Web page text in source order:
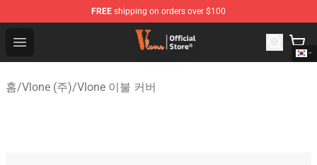
FREE shipping on orders over $100
Open menu
Vlone Shop - Official Vlone Merchandise Store
홈/Vlone (주)/Vlone 이불 커버